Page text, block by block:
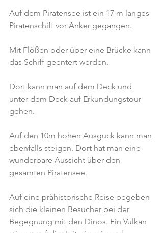
Auf dem Piratensee ist ein 17 m langes
Piratenschiff vor Anker gegangen.
Mit Flößen oder über eine Brücke kann
das Schiff geentert werden.
Dort kann man auf dem Deck und
unter dem Deck auf Erkundungstour
gehen.
Auf den 10m hohen Ausguck kann man
ebenfalls steigen. Dort hat man eine
wunderbare Aussicht über den
gesamten Piratensee.
Auf eine prähistorische Reise begeben
sich die kleinen Besucher bei der
Begegnung mit den Dinos. Ein Vulkan